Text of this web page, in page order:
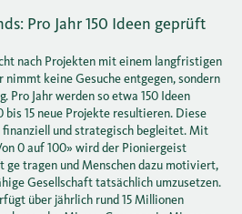
Pro Jahr 150 Ideen geprüft
nach Projekten mit einem langfristigen
nimmt keine Gesuche entgegen, sondern
Pro Jahr werden so etwa 150 Ideen
bis 15 neue Projekte resultieren. Diese
finanziell und strategisch begleitet. Mit
0 auf 100» wird der Pioniergeist
ge tragen und Menschen dazu motiviert,
Gesellschaft tatsächlich umzusetzen.
über jährlich rund 15 Millionen